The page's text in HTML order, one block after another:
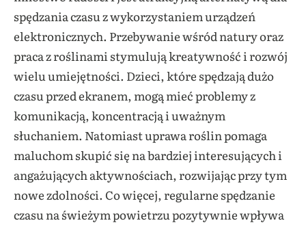
spędzania czasu z wykorzystaniem urządzeń
elektronicznych. Przebywanie wśród natury oraz
praca z roślinami stymulują kreatywność i rozwój
wielu umiejętności. Dzieci, które spędzają dużo
czasu przed ekranem, mogą mieć problemy z
komunikacją, koncentracją i uważnym
słuchaniem. Natomiast uprawa roślin pomaga
maluchom skupić się na bardziej interesujących i
angażujących aktywnościach, rozwijając przy tym
nowe zdolności. Co więcej, regularne spędzanie
czasu na świeżym powietrzu pozytywnie wpływa